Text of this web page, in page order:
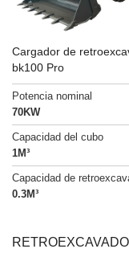
Cargador de
bk100 Pro
Potencia nominal
70KW
Capacidad del cubo
1M³
Capacidad de
0.3M³